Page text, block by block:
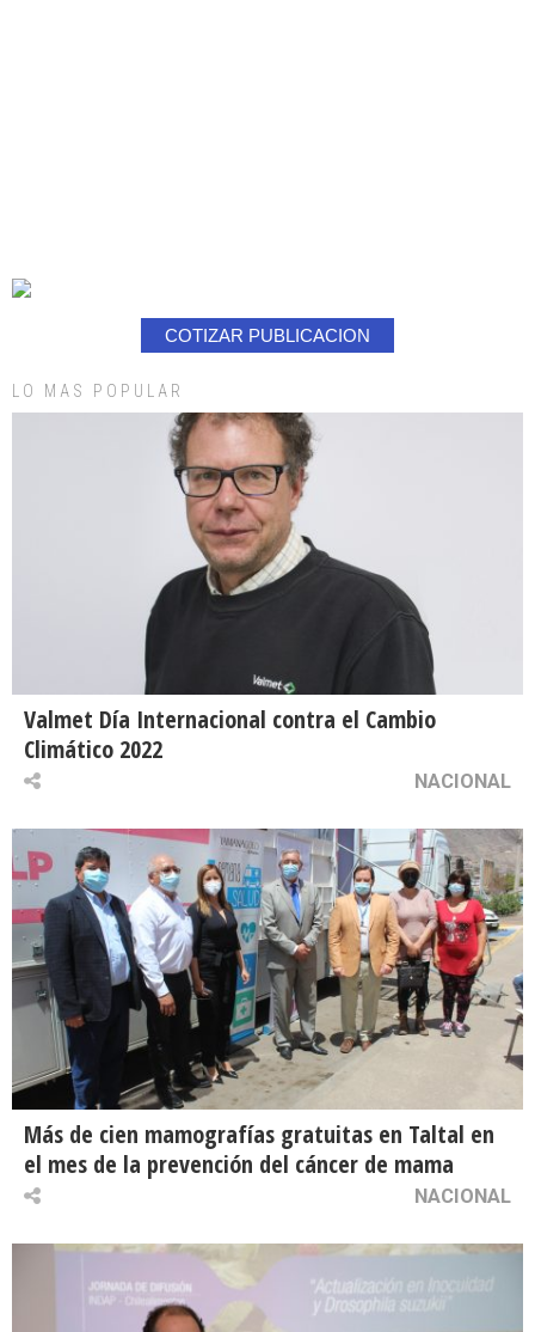
COTIZAR PUBLICACION
LO MAS POPULAR
Valmet Día Internacional contra el Cambio
Climático 2022
NACIONAL
Más de cien mamografías gratuitas en Taltal en
el mes de la prevención del cáncer de mama
NACIONAL